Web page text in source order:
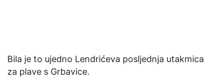
Bila je to ujedno Lendrićeva posljednja utakmica
za plave s Grbavice.